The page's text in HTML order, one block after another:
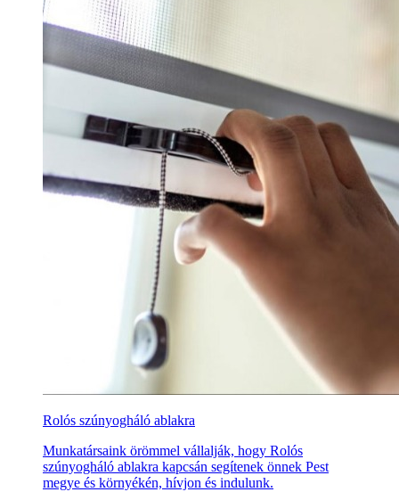
Rolós szúnyogháló ablakra
Munkatársaink örömmel vállalják, hogy Rolós
szúnyogháló ablakra kapcsán segítenek önnek Pest
megye és környékén, hívjon és indulunk.